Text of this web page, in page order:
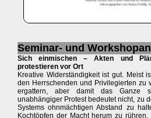
Seminar- und
Sich einmischen – Akten und
protestieren vor Ort
Kreative Widerständigkeit ist gut. Meist
den Herrschenden und Privilegierten zu
ergattern, aber damit das Ganze
unabhängiger Protest bedeutet nicht, zu
Systems ohnmächtigen Abstand zu
Kochtöpfen der Macht herum zu